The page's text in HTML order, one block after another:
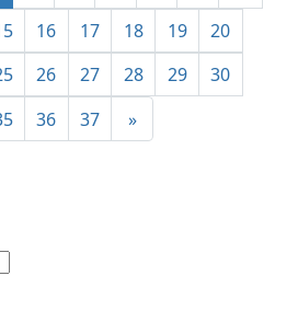
16 17 18 19
20
26 27 28 29
30
36 37 »